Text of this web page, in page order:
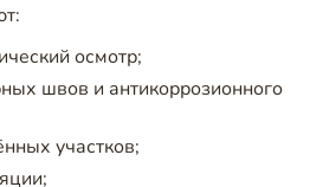
осмотр;
швов и антикоррозионного
участков;